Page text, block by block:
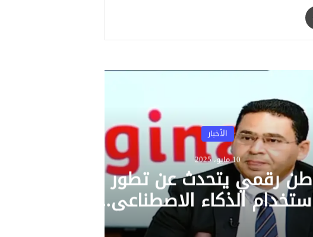
الأخبار
10 مايو، 2025
رقمي يتحدث عن تطور الهجمات
الذكاء الاصطناعي.. تصريحات
محمد شفيق تكشف التفاصيل